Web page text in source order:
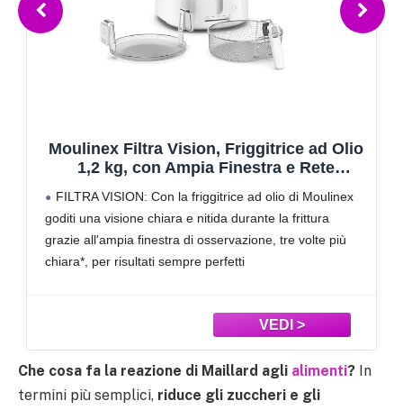
Moulinex Filtra Vision, Friggitrice ad Olio
1,2 kg, con Ampia Finestra e Rete
Familiare, Facile da Pulire e da Riporre,
AF2541
FILTRA VISION: Con la friggitrice ad olio di Moulinex
goditi una visione chiara e nitida durante la frittura
grazie all'ampia finestra di osservazione, tre volte più
chiara*, per risultati sempre perfetti
Che cosa fa la reazione di Maillard agli alimenti? In
termini più semplici, riduce gli zuccheri e gli